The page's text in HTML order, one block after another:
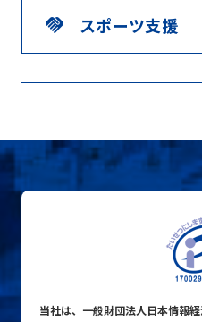
handshake スポーツ支援
当社は、一般財団法人日本情報